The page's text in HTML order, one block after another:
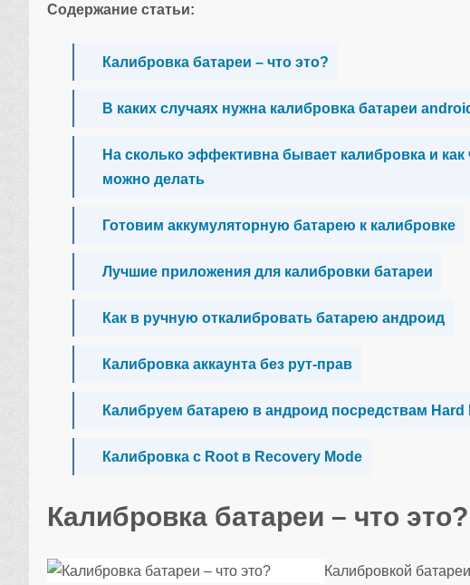
Содержание статьи:
Калибровка батареи – что это?
В каких случаях нужна калибровка батареи
На сколько эффективна бывает калибровка и как
можно делать
Готовим аккумуляторную батарею к калибровке
Лучшие приложения для калибровки батареи
Как в ручную откалибровать батарею андроид
Калибровка аккаунта без рут-прав
Калибруем батарею в андроид посредствам Hard
Калибровка с Root в Recovery Mode
Калибровка батареи – что это?
Калибровкой